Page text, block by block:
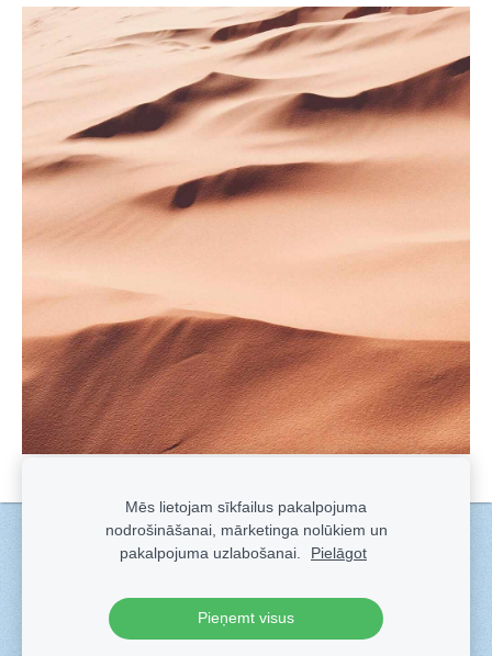
Sīkdatnes
Veidots arSadarbe- labo mājas lapu ģeneratoru.
Mēs lietojam sīkfailus pakalpojuma
nodrošināšanai, mārketinga nolūkiem un
pakalpojuma uzlabošanai.
Pielāgot
Pieņemt visus